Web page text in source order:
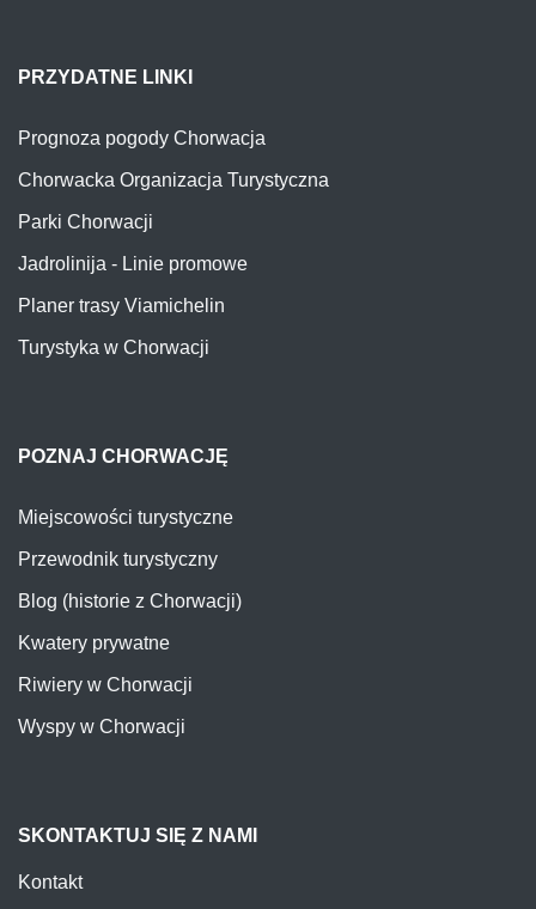
PRZYDATNE LINKI
Prognoza pogody Chorwacja
Chorwacka Organizacja Turystyczna
Parki Chorwacji
Jadrolinija - Linie promowe
Planer trasy Viamichelin
Turystyka w Chorwacji
POZNAJ CHORWACJĘ
Miejscowości turystyczne
Przewodnik turystyczny
Blog (historie z Chorwacji)
Kwatery prywatne
Riwiery w Chorwacji
Wyspy w Chorwacji
SKONTAKTUJ SIĘ Z NAMI
Kontakt